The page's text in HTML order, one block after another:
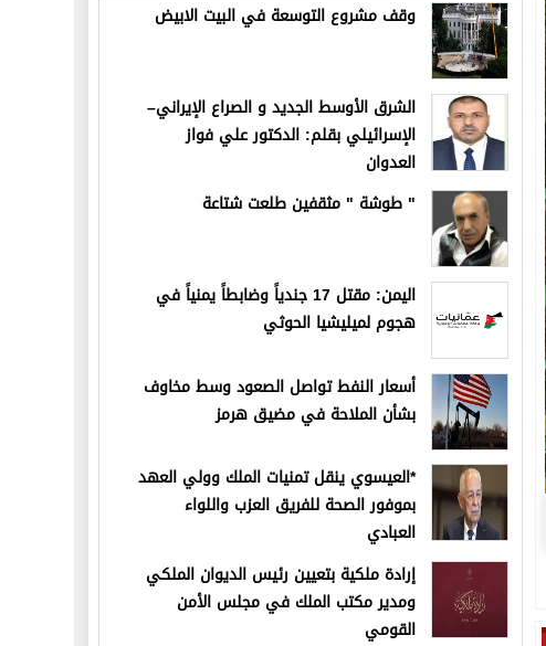
وقف مشروع التوسعة في البيت الابيض
الشرق الأوسط الجديد و الصراع الإيراني–
الإسرائيلي بقلم: الدكتور علي فواز
العدوان
" طوشة " مثقفين طلعت شتاعة
اليمن: مقتل 17 جندياً وضابطاً يمنياً في
هجوم لميليشيا الحوثي
أسعار النفط تواصل الصعود وسط مخاوف
بشأن الملاحة في مضيق هرمز
*العيسوي ينقل تمنيات الملك وولي العهد
بموفور الصحة للفريق العزب واللواء
العبادي
إرادة ملكية بتعيين رئيس الديوان الملكي
ومدير مكتب الملك في مجلس الأمن
القومي